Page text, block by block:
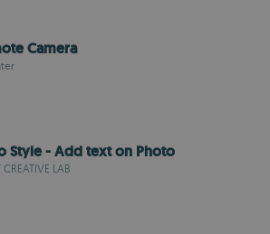
Camera
Style - Add text on Photo
CREATIVE LAB